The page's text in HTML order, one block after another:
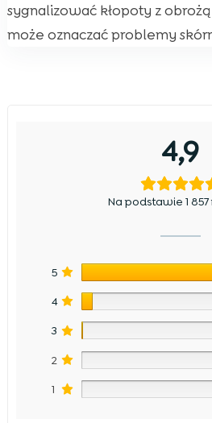
sygnalizować kłopoty z
może oznaczać problemy
4,9
Na podstawie 1
5
4
3
2
1